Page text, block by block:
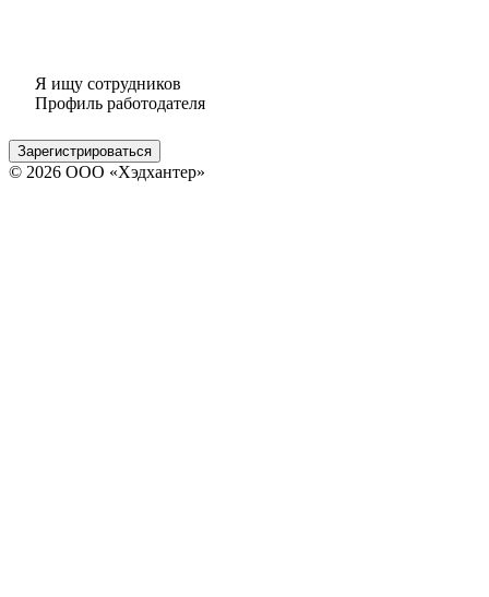
Я ищу сотрудников
Профиль работодателя
Зарегистрироваться
© 2026 ООО «Хэдхантер»